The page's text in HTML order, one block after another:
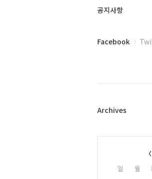
글
공지사항
페
플
Facebook
Archives
일 월